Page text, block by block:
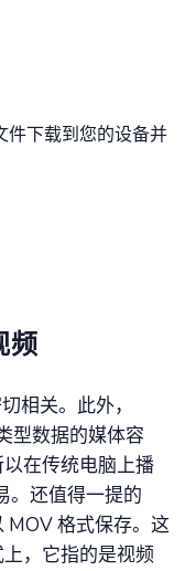
件下载到您的设备并
频
相关。此外，
型数据的媒体容
在传统电脑上播
。还值得一提的
MOV 格式保存。这
，它指的是视频